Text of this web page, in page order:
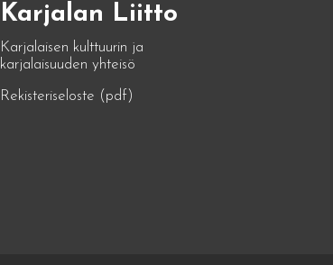
Karjalan Liitto
Karjalaisen kulttuurin ja
karjalaisuuden yhteisö
Rekisteriseloste (pdf)